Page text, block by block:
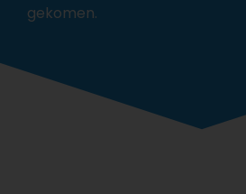
gekomen.